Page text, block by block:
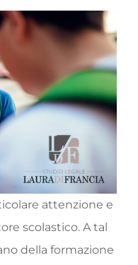
attenzione e
scolastico. A tal
della formazione